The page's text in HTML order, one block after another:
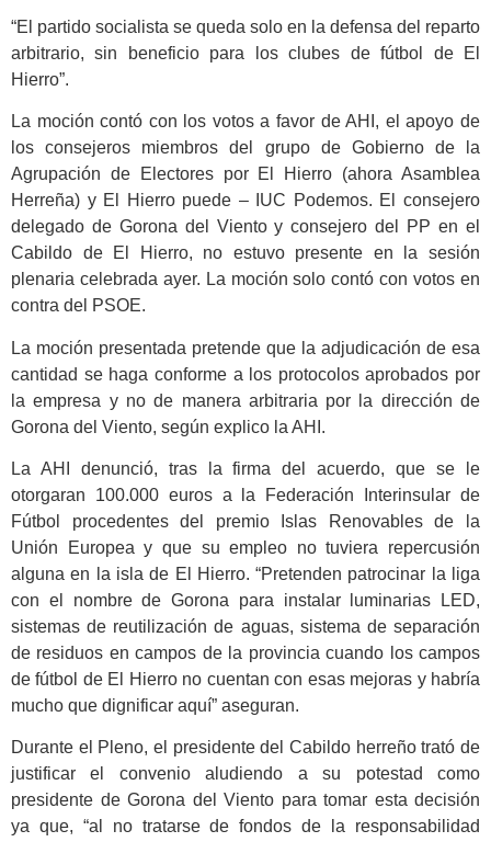
“El partido socialista se queda solo en la defensa del reparto
arbitrario, sin beneficio para los clubes de fútbol de El
Hierro”.
La moción contó con los votos a favor de AHI, el apoyo de
los consejeros miembros del grupo de Gobierno de la
Agrupación de Electores por El Hierro (ahora Asamblea
Herreña) y El Hierro puede – IUC Podemos. El consejero
delegado de Gorona del Viento y consejero del PP en el
Cabildo de El Hierro, no estuvo presente en la sesión
plenaria celebrada ayer. La moción solo contó con votos en
contra del PSOE.
La moción presentada pretende que la adjudicación de esa
cantidad se haga conforme a los protocolos aprobados por
la empresa y no de manera arbitraria por la dirección de
Gorona del Viento, según explico la AHI.
La AHI denunció, tras la firma del acuerdo, que se le
otorgaran 100.000 euros a la Federación Interinsular de
Fútbol procedentes del premio Islas Renovables de la
Unión Europea y que su empleo no tuviera repercusión
alguna en la isla de El Hierro. “Pretenden patrocinar la liga
con el nombre de Gorona para instalar luminarias LED,
sistemas de reutilización de aguas, sistema de separación
de residuos en campos de la provincia cuando los campos
de fútbol de El Hierro no cuentan con esas mejoras y habría
mucho que dignificar aquí” aseguran.
Durante el Pleno, el presidente del Cabildo herreño trató de
justificar el convenio aludiendo a su potestad como
presidente de Gorona del Viento para tomar esta decisión
ya que, “al no tratarse de fondos de la responsabilidad